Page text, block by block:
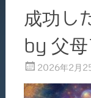
k
成功し
by 父母
2026年2月